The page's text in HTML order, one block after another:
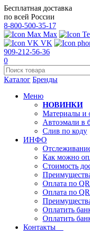
Бесплатная доставка
по всей России
8-800-500-35-17
Max
VK
909-212-56-36
0
Каталог Бренды
Меню
НОВИНКИ
Материалы и
Автоэмали в
Слив по коду
ИНФО
Как можно
Стоимость
Оплата по
Оплата по
Оплатить
Оплатить
Контакты